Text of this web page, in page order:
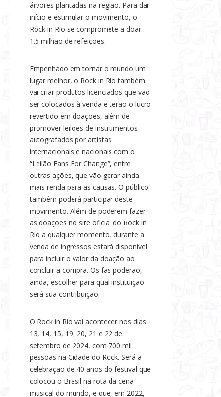
árvores plantadas na região. Para dar
início e estimular o movimento, o
Rock in Rio se compromete a doar
1.5 milhão de refeições.
Empenhado em tornar o mundo um
lugar melhor, o Rock in Rio também
vai criar produtos licenciados que vão
ser colocados à venda e terão o lucro
revertido em doações, além de
promover leilões de instrumentos
autografados por artistas
internacionais e nacionais com o
“Leilão Fans For Change”, entre
outras ações, que vão gerar ainda
mais renda para as causas. O público
também poderá participar deste
movimento. Além de poderem fazer
as doações no site oficial do Rock in
Rio a qualquer momento, durante a
venda de ingressos estará disponível
para incluir o valor da doação ao
concluir a compra. Os fãs poderão,
ainda, escolher para qual instituição
será sua contribuição.
O Rock in Rio vai acontecer nos dias
13, 14, 15, 19, 20, 21 e 22 de
setembro de 2024, com 700 mil
pessoas na Cidade do Rock. Será a
celebração de 40 anos do festival que
colocou o Brasil na rota da cena
musical do mundo, e que, em 2022,